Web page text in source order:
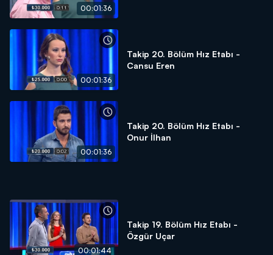
00:01:36
00:01:36
Takip 20. Bölüm Hız Etabı -
Cansu Eren
00:01:36
Takip 20. Bölüm Hız Etabı -
Onur İlhan
00:01:44
Takip 19. Bölüm Hız Etabı -
Özgür Uçar